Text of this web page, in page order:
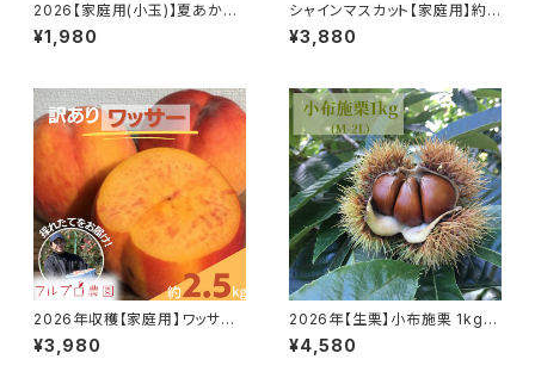
2026【家庭用(小玉)】夏あかり
約2kg(7-16玉) シーズン最初
の夏りんご お試しサイズ 希少品
¥1,980
シャインマスカット【家庭用】約1
kg(約500gx2) 順次発送中 皮
ごと食べられる大人気の種無し
¥3,880
2026年収穫【家庭用】ワッサー
約2.5kg(5-15玉) 8月以降 長
野生まれの珍しい桃 長野県産
¥3,980
2026年【生栗】小布施栗 1kg
（M-2L）銀寄・筑波栗などの無
燻蒸生栗 10月中旬以降発送 長
¥4,580